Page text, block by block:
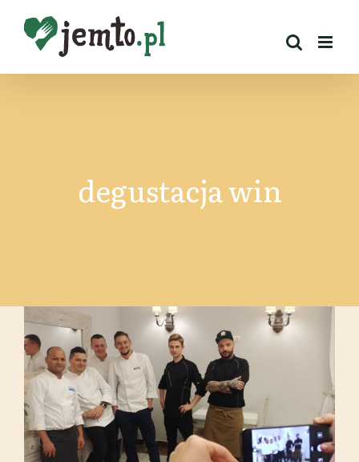
zawartości
degustacja win
Wyjątkowa kolacja w Orient Palace
we Wrocławiu